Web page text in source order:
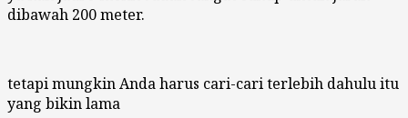
dibawah 200 meter.
tetapi mungkin Anda harus cari-cari terlebih dahulu itu
yang bikin lama